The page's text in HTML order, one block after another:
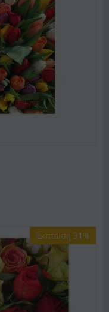
Έκπτωση 31%